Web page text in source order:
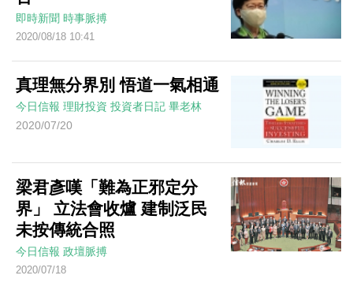
即時新聞 時事脈搏
2020/08/18 10:41
真理無分界別 悟道一氣相通
今日信報 理財投資 投資者日記 畢老林
2020/07/20
梁君彥嘆「難為正邪定分
界」 立法會收爐 建制泛民
未按傳統合照
今日信報 政壇脈搏
2020/07/18